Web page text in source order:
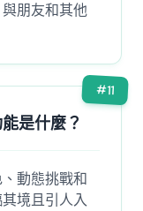
朋友和其他
#11
是什麼？
動態挑戰和
境且引人入